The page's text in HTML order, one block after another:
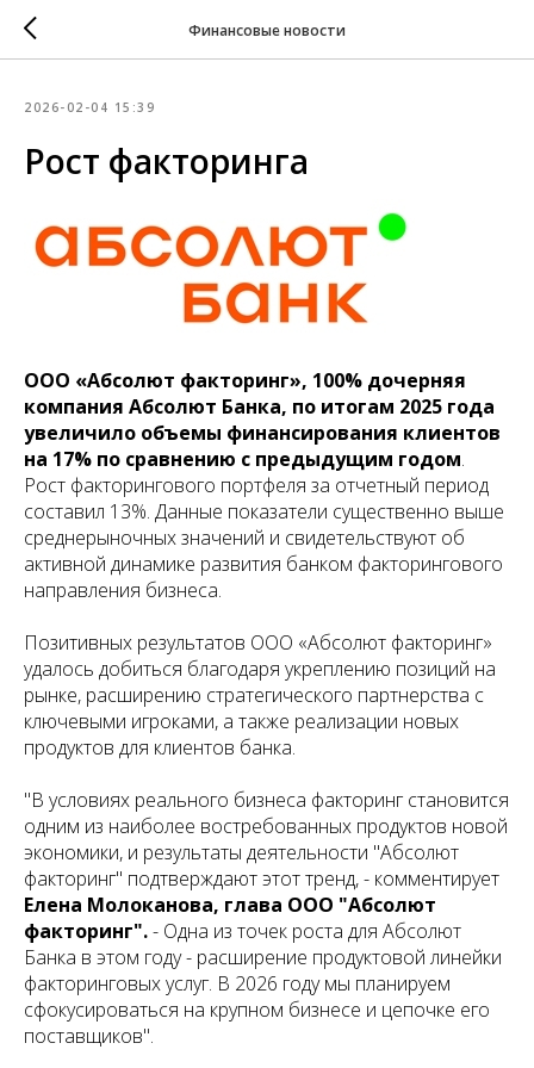
Финансовые новости
2026-02-04 15:39
Рост факторинга
ООО «Абсолют факторинг», 100% дочерняя
компания Абсолют Банка, по итогам 2025 года
увеличило объемы финансирования клиентов
на 17% по сравнению с предыдущим годом.
Рост факторингового портфеля за отчетный период
составил 13%. Данные показатели существенно выше
среднерыночных значений и свидетельствуют об
активной динамике развития банком факторингового
направления бизнеса.
Позитивных результатов ООО «Абсолют факторинг»
удалось добиться благодаря укреплению позиций на
рынке, расширению стратегического партнерства с
ключевыми игроками, а также реализации новых
продуктов для клиентов банка.
"В условиях реального бизнеса факторинг становится
одним из наиболее востребованных продуктов новой
экономики, и результаты деятельности "Абсолют
факторинг" подтверждают этот тренд, - комментирует
Елена Молоканова, глава ООО "Абсолют
факторинг".- Одна из точек роста для Абсолют
Банка в этом году - расширение продуктовой линейки
факторинговых услуг. В 2026 году мы планируем
сфокусироваться на крупном бизнесе и цепочке его
поставщиков".